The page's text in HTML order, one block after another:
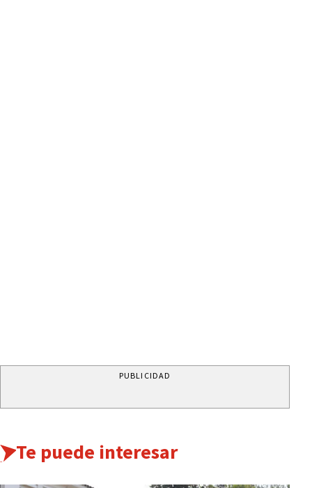
PUBLICIDAD
Te puede interesar